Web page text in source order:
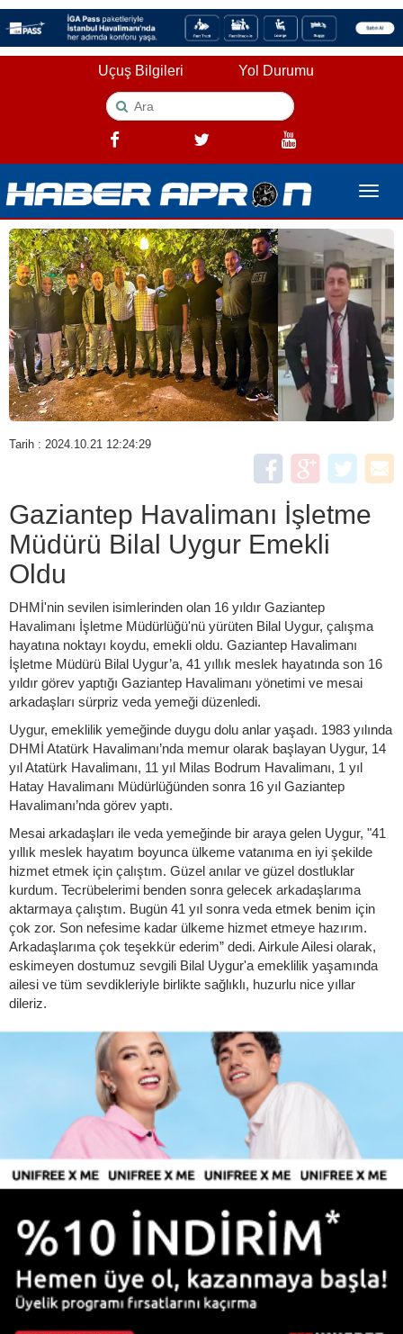
Uçuş Bilgileri Yol Durumu
Toggle
Tarih : 2024.10.21 12:24:29
Gaziantep Havalimanı İşletme
Müdürü Bilal Uygur Emekli
Oldu
DHMİ'nin sevilen isimlerinden olan 16 yıldır Gaziantep
Havalimanı İşletme Müdürlüğü'nü yürüten Bilal Uygur, çalışma
hayatına noktayı koydu, emekli oldu. Gaziantep Havalimanı
İşletme Müdürü Bilal Uygur’a, 41 yıllık meslek hayatında son 16
yıldır görev yaptığı Gaziantep Havalimanı yönetimi ve mesai
arkadaşları sürpriz veda yemeği düzenledi.
Uygur, emeklilik yemeğinde duygu dolu anlar yaşadı. 1983 yılında
DHMİ Atatürk Havalimanı’nda memur olarak başlayan Uygur, 14
yıl Atatürk Havalimanı, 11 yıl Milas Bodrum Havalimanı, 1 yıl
Hatay Havalimanı Müdürlüğünden sonra 16 yıl Gaziantep
Havalimanı’nda görev yaptı.
Mesai arkadaşları ile veda yemeğinde bir araya gelen Uygur, "41
yıllık meslek hayatım boyunca ülkeme vatanıma en iyi şekilde
hizmet etmek için çalıştım. Güzel anılar ve güzel dostluklar
kurdum. Tecrübelerimi benden sonra gelecek arkadaşlarıma
aktarmaya çalıştım. Bugün 41 yıl sonra veda etmek benim için
çok zor. Son nefesime kadar ülkeme hizmet etmeye hazırım.
Arkadaşlarıma çok teşekkür ederim” dedi. Airkule Ailesi olarak,
eskimeyen dostumuz sevgili Bilal Uygur'a emeklilik yaşamında
ailesi ve tüm sevdikleriyle birlikte sağlıklı, huzurlu nice yıllar
dileriz.